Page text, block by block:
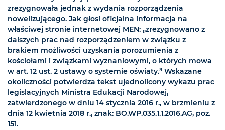
zrezygnowała jednak z wydania rozporządzenia
nowelizującego. Jak głosi oficjalna informacja na
właściwej stronie internetowej MEN: „zrezygnowano z
dalszych prac nad rozporządzeniem w związku z
brakiem możliwości uzyskania porozumienia z
kościołami i związkami wyznaniowymi, o których mowa
w art. 12 ust. 2 ustawy o systemie oświaty.” Wskazane
okoliczności potwierdza tekst ujednolicony wykazu prac
legislacyjnych Ministra Edukacji Narodowej,
zatwierdzonego w dniu 14 stycznia 2016 r., w brzmieniu z
dnia 12 kwietnia 2018 r., znak: BO.WP.035.1.1.2016.AG, poz.
151.